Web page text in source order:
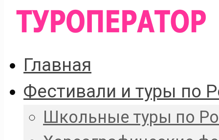
Главная
Фестивали и туры по
Школьные туры по